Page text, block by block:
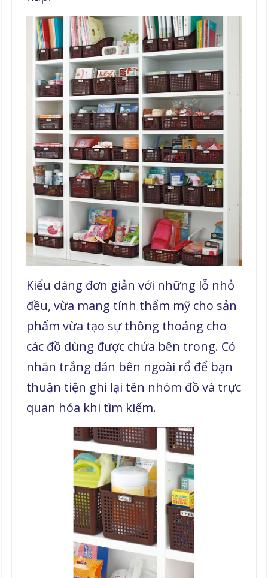
Kiểu dáng đơn giản với những lỗ nhỏ
đều, vừa mang tính thẩm mỹ cho sản
phẩm vừa tạo sự thông thoáng cho
các đồ dùng được chứa bên trong. Có
nhãn trắng dán bên ngoài rổ để bạn
thuận tiện ghi lại tên nhóm đồ và trực
quan hóa khi tìm kiếm.